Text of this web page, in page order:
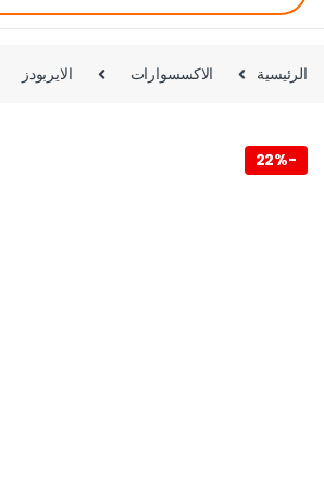
الرئيسية الاكسسوارات الايربودز
-
22%